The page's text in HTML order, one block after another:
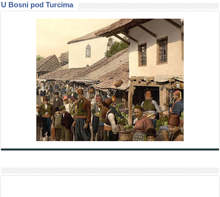
U Bosni pod Turcima